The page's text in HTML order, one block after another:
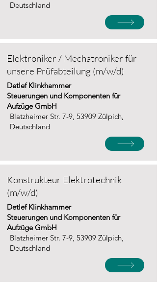
Deutschland
Elektroniker / Mechatroniker für
unsere Prüfabteilung (m/w/d)
Detlef Klinkhammer
Steuerungen und Komponenten für
Aufzüge GmbH
Blatzheimer Str. 7-9, 53909 Zülpich,
Deutschland
Konstrukteur Elektrotechnik
(m/w/d)
Detlef Klinkhammer
Steuerungen und Komponenten für
Aufzüge GmbH
Blatzheimer Str. 7-9, 53909 Zülpich,
Deutschland